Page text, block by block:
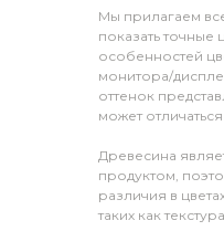
Мы прилагаем
показать точные
особенностей
монитора/
оттенок
может
Древесина
продуктом,
различия в
таких как